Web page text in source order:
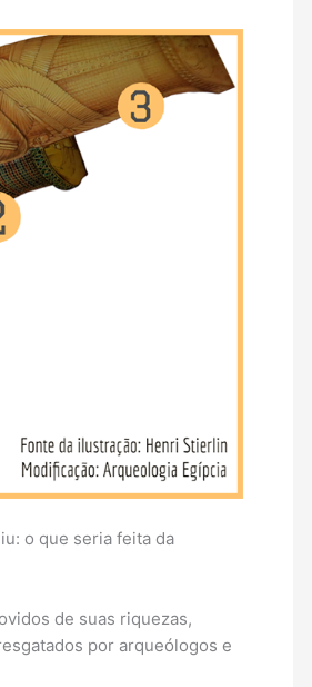
o que seria feita da
de suas riquezas,
por arqueólogos e